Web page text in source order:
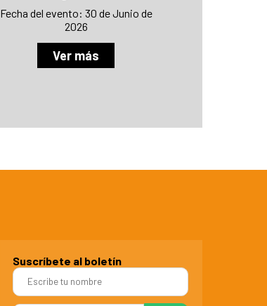
Fecha del evento: 30 de Junio de
2026
Ver más
Suscríbete al boletín